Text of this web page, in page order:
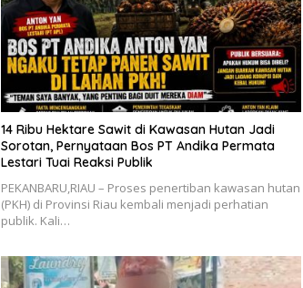
14 Ribu Hektare Sawit di Kawasan Hutan Jadi
Sorotan, Pernyataan Bos PT Andika Permata
Lestari Tuai Reaksi Publik
PEKANBARU,RIAU – Proses penertiban kawasan hutan
(PKH) di Provinsi Riau kembali menjadi perhatian
publik. Kali…